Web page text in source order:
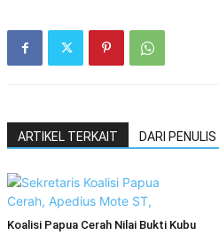
ARTIKEL TERKAIT DARI PENULIS
Koalisi Papua Cerah Nilai Bukti Kubu